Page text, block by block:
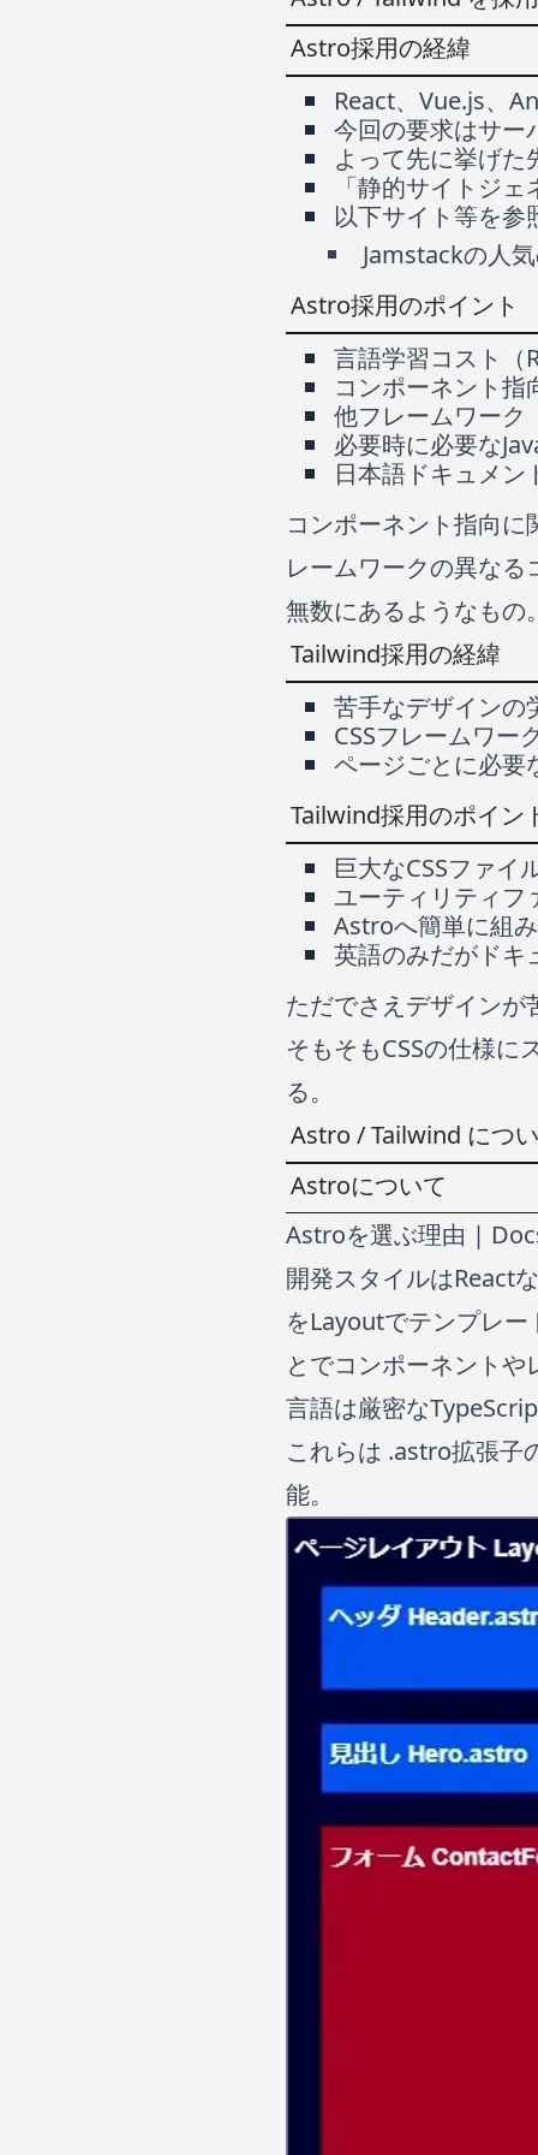
Astro採用の経緯
React、Vue.js、
今回の要求はサー
よって先に挙げ
「静的サイトジ
以下サイト等を
Jamstackの人
Astro採用のポイント
言語学習コスト（
コンポーネント指
他フレームワーク
必要時に必要な
日本語ドキュメ
コンポーネント指向
レームワークの異な
無数にあるようなもの
Tailwind採用の経緯
苦手なデザインの
CSSフレームワー
ページごとに必要
Tailwind採用のポイン
巨大なCSSファイ
ユーティリティフ
Astroへ簡単に組
英語のみだがドキ
ただでさえデザイン
そもそもCSSの仕様
る。
Astro / Tailwind につ
Astroについて
Astroを選ぶ理由 |
開発スタイルはReact
をLayoutでテンプレ
とでコンポーネント
言語は厳密な
これらは .astro拡張子
能。